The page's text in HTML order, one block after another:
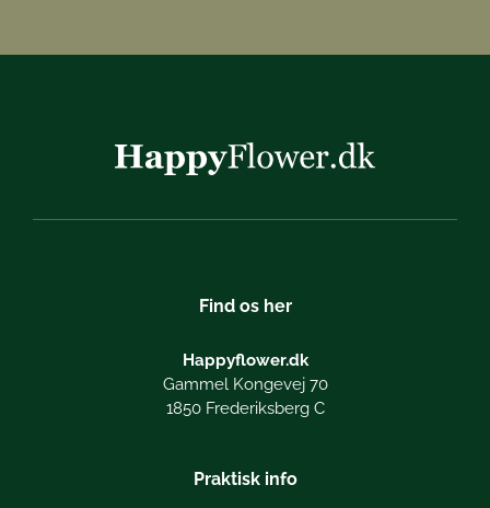
Find os her
Happyflower.dk
Gammel Kongevej 70
1850 Frederiksberg C
Praktisk info